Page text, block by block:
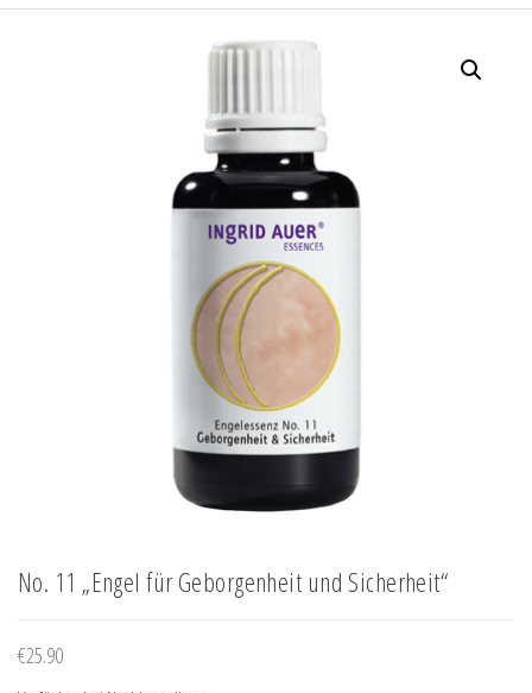
No. 11 „Engel für Geborgenheit und Sicherheit“
€25.90